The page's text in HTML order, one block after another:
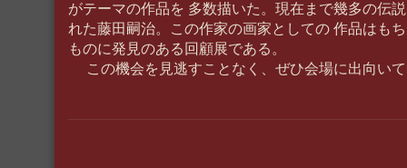
がテーマの作品を 多数描いた。現在まで幾多の伝
れた藤田嗣治。この作家の画家としての 作品はも
ものに発見のある回顧展である。
この機会を見逃すことなく、ぜひ会場に出向い